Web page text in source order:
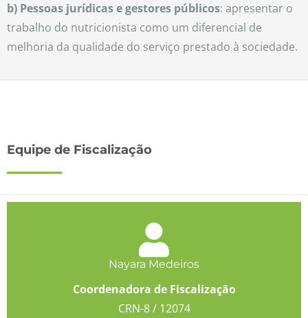
b) Pessoas jurídicas e gestores públicos: apresentar o
trabalho do nutricionista como um diferencial de
melhoria da qualidade do serviço prestado à sociedade.
Equipe de Fiscalização
Nayara Medeiros
Coordenadora de Fiscalização
CRN-8 / 12074